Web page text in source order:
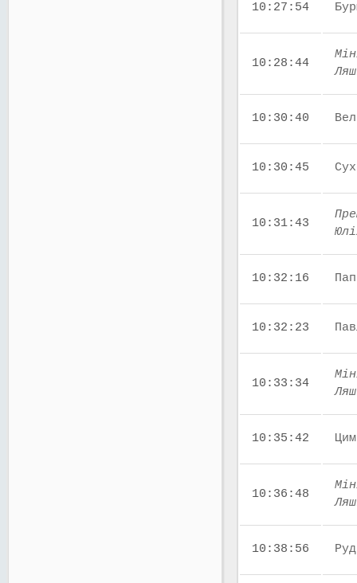
10:27:54
10:28:44
10:30:40
10:30:45
10:31:43
10:32:16
10:32:23
10:33:34
10:35:42
10:36:48
10:38:56